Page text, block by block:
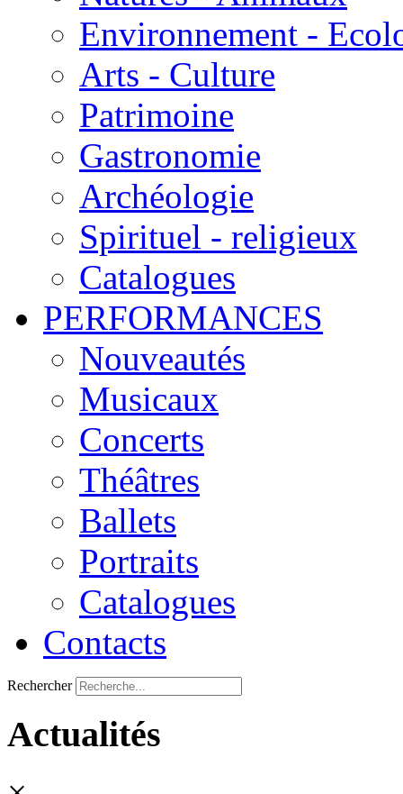
Environnement -
Arts - Culture
Patrimoine
Gastronomie
Archéologie
Spirituel - religieux
Catalogues
PERFORMANCES
Nouveautés
Musicaux
Concerts
Théâtres
Ballets
Portraits
Catalogues
Contacts
Rechercher
Actualités